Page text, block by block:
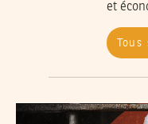
et
Tous